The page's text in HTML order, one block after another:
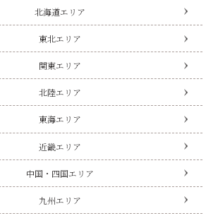
北海道エリア
東北エリア
関東エリア
北陸エリア
東海エリア
近畿エリア
中国・四国エリア
九州エリア